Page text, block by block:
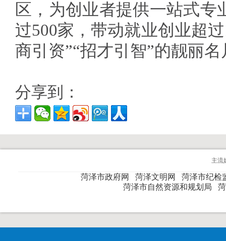
区，为创业者提供一站式
过500家，带动就业创业超
商引资”“招才引智”的靓丽名
分享到：
主流
菏泽市政府网 菏泽文明网
菏泽市纪
菏泽市自然资源和规划局